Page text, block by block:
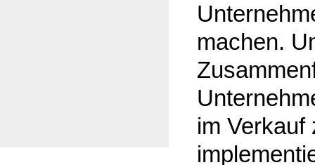
machen.
im Verkauf